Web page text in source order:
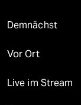
Demnächst
Vor Ort
Live im Stream